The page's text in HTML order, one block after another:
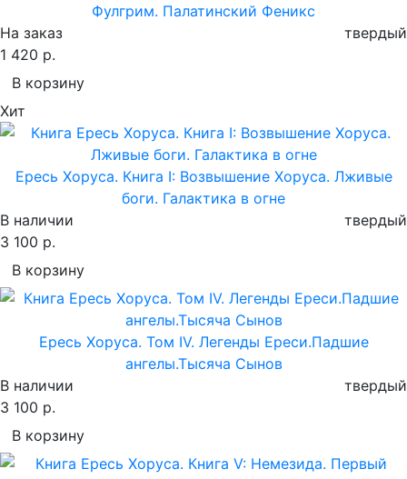
Фулгрим. Палатинский Феникс
На заказ
твердый
1 420 р.
В корзину
Хит
Ересь Хоруса. Книга I: Возвышение Хоруса. Лживые
боги. Галактика в огне
В наличии
твердый
3 100 р.
В корзину
Ересь Хоруса. Том IV. Легенды Ереси.Падшие
ангелы.Тысяча Сынов
В наличии
твердый
3 100 р.
В корзину